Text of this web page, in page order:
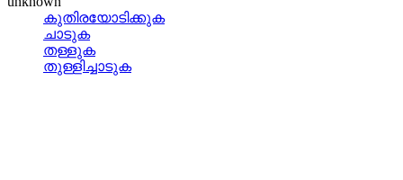
കുതിരയോടിക്കുക
ചാടുക
തള്ളുക
തുള്ളിച്ചാടുക